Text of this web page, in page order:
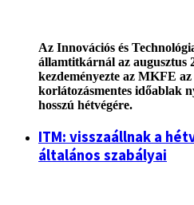
Az Innovációs és
államtitkárnál az augusztus
kezdeményezte az MKFE
korlátozásmentes időablak
hosszú hétvégére.
ITM: visszaállnak a
általános szabályai